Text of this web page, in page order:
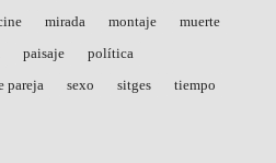
mirada montaje
muerte
paisaje
política
pareja sexo sitges
tiempo